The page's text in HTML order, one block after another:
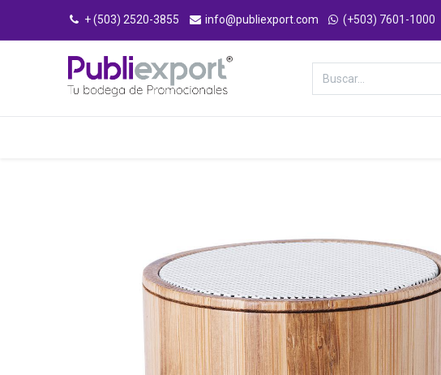
+ (503) 2520-3855 info@publiexport.com (+503) 7601-1000